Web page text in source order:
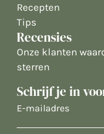
Recepten
Tips
Recensies
Onze klanten
sterren
Schrijf je in
E-